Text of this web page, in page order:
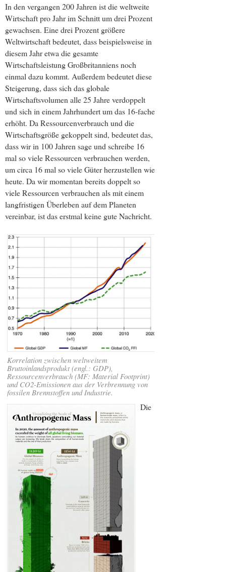
In den vergangen 200 Jahren ist die weltweite
Wirtschaft pro Jahr im Schnitt um drei Prozent
gewachsen. Eine drei Prozent größere
Weltwirtschaft bedeutet, dass beispielsweise in
diesem Jahr etwa die gesamte
Wirtschaftsleistung Großbritanniens noch
einmal dazu kommt. Außerdem bedeutet diese
Steigerung, dass sich das globale
Wirtschaftsvolumen alle 25 Jahre verdoppelt
und sich in einem Jahrhundert um das 16-fache
erhöht. Da Ressourcenverbrauch und die
Wirtschaftsgröße gekoppelt sind, bedeutet das,
dass wir in 100 Jahren sage und schreibe 16
mal so viele Ressourcen verbrauchen werden,
um circa 16 mal so viele Güter herzustellen wie
heute. Da wir momentan bereits doppelt so
viele Ressourcen verbrauchen als mit einem
langfristigen Überleben auf dem Planeten
vereinbar, ist das erstmal keine gute Nachricht.
Korrelation zwischen weltweitem
Bruttoinlandsprodukt (engl.: GDP),
Ressourcenverbrauch (MF: Material Footprint)
und CO2-Emissionen aus der Verbrennung von
fossilen Brennstoffen und Industrie.
Die